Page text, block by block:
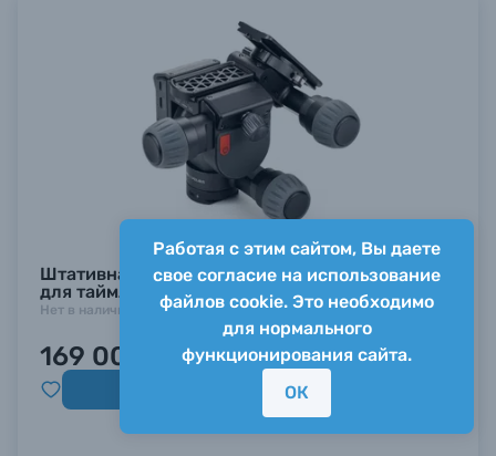
Штативная головка Benro BR209 Polaris Astro
для таймлапс- и астрофотографии
Нет в наличии
169 000 ₽
Работая с этим сайтом, Вы даете
свое согласие на использование
файлов cookie. Это необходимо
для нормального
функционирования сайта.
ОК